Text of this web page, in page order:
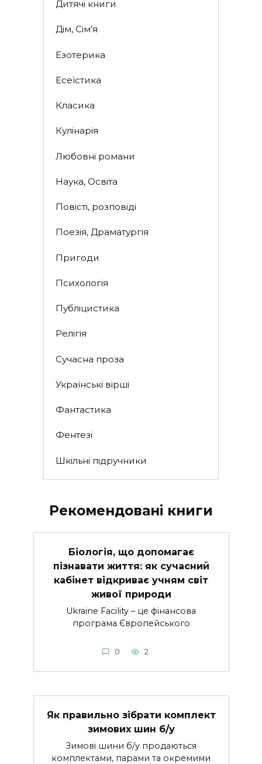
Дитячі книги
Дім, Сім’я
Езотерика
Есеїстика
Класика
Кулінарія
Любовні романи
Наука, Освіта
Повісті, розповіді
Поезія, Драматургія
Пригоди
Психологія
Публіцистика
Релігія
Сучасна проза
Українські вірші
Фантастика
Фентезі
Шкільні підручники
Рекомендовані книги
Біологія, що допомагає
пізнавати життя: як сучасний
кабінет відкриває учням світ
живої природи
Ukraine Facility – це фінансова
програма Європейського
0 2
Як правильно зібрати комплект
зимових шин б/у
Зимові шини б/у продаються
комплектами, парами та окремими